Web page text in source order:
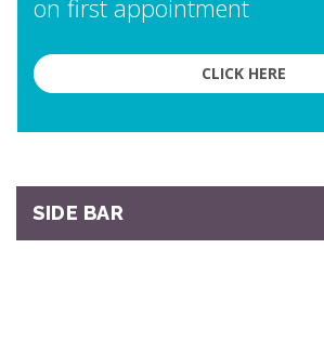
on first appointment
CLICK HERE
SIDE BAR